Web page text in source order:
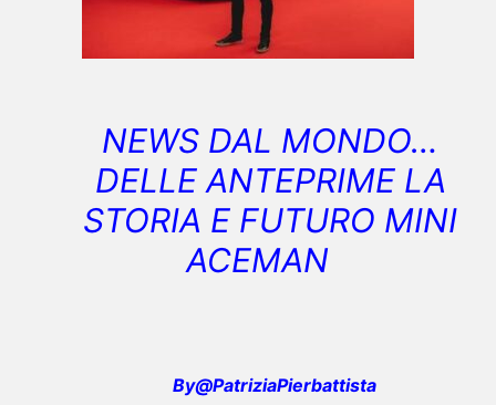
NEWS DAL MONDO…
DELLE ANTEPRIME LA
STORIA E FUTURO MINI
ACEMAN
By@PatriziaPierbattista